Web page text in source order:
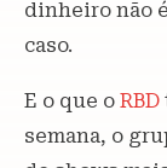
dinheiro não
caso.
E o que o RBD
semana, o